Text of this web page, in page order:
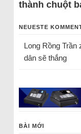
thành chuột
NEUESTE
Long Rồng Trần
dân sẽ thắng
BÀI MỚI